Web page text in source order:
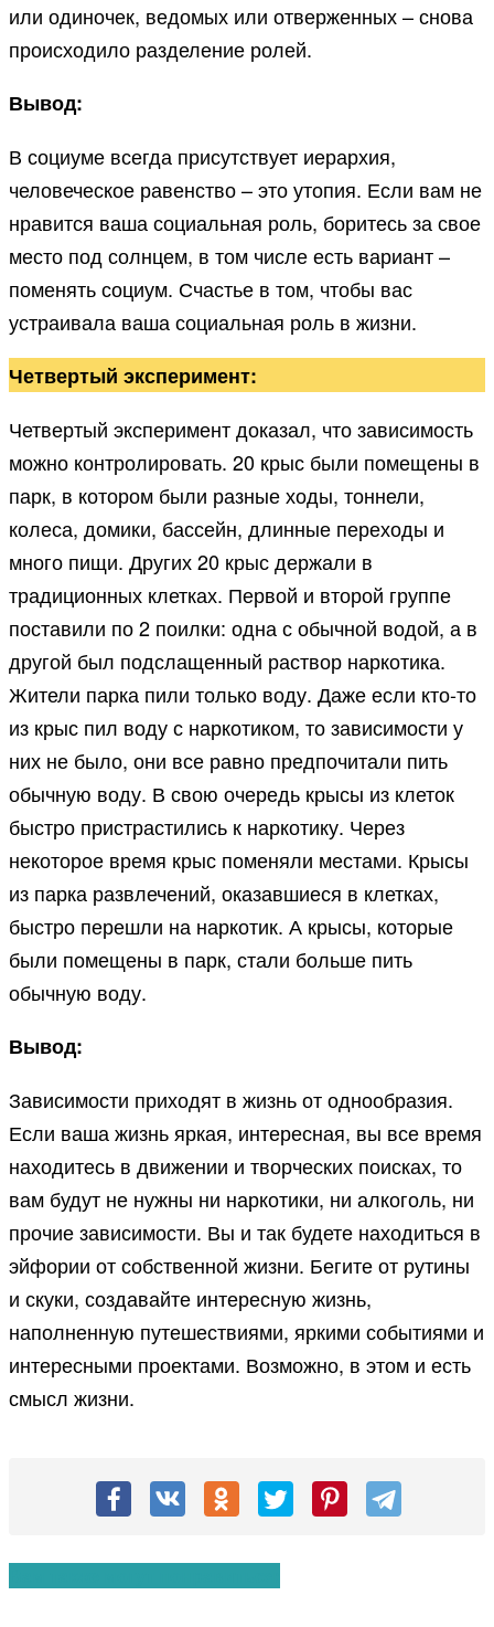
или одиночек, ведомых или отверженных – снова
происходило разделение ролей.
Вывод:
В социуме всегда присутствует иерархия,
человеческое равенство – это утопия. Если вам не
нравится ваша социальная роль, боритесь за свое
место под солнцем, в том числе есть вариант –
поменять социум. Счастье в том, чтобы вас
устраивала ваша социальная роль в жизни.
Четвертый эксперимент:
Четвертый эксперимент доказал, что зависимость
можно контролировать. 20 крыс были помещены в
парк, в котором были разные ходы, тоннели,
колеса, домики, бассейн, длинные переходы и
много пищи. Других 20 крыс держали в
традиционных клетках. Первой и второй группе
поставили по 2 поилки: одна с обычной водой, а в
другой был подслащенный раствор наркотика.
Жители парка пили только воду. Даже если кто-то
из крыс пил воду с наркотиком, то зависимости у
них не было, они все равно предпочитали пить
обычную воду. В свою очередь крысы из клеток
быстро пристрастились к наркотику. Через
некоторое время крыс поменяли местами. Крысы
из парка развлечений, оказавшиеся в клетках,
быстро перешли на наркотик. А крысы, которые
были помещены в парк, стали больше пить
обычную воду.
Вывод:
Зависимости приходят в жизнь от однообразия.
Если ваша жизнь яркая, интересная, вы все время
находитесь в движении и творческих поисках, то
вам будут не нужны ни наркотики, ни алкоголь, ни
прочие зависимости. Вы и так будете находиться в
эйфории от собственной жизни. Бегите от рутины
и скуки, создавайте интересную жизнь,
наполненную путешествиями, яркими событиями и
интересными проектами. Возможно, в этом и есть
смысл жизни.